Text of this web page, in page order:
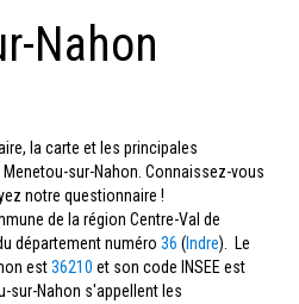
Nahon
la carte et les principales
sur-Nahon. Connaissez-vous
notre questionnaire !
de la région Centre-Val de
département numéro 36 (Indre). Le
est36210 et son code INSEE est
sur-Nahon s'appellent les